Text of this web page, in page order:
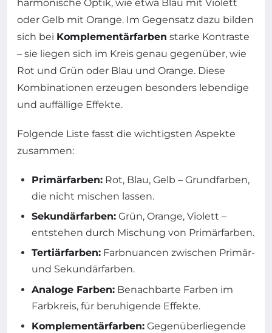
harmonische Optik, wie etwa Blau mit Violett
oder Gelb mit Orange. Im Gegensatz dazu bilden
sich bei Komplementärfarben starke Kontraste
– sie liegen sich im Kreis genau gegenüber, wie
Rot und Grün oder Blau und Orange. Diese
Kombinationen erzeugen besonders lebendige
und auffällige Effekte.
Folgende Liste fasst die wichtigsten Aspekte
zusammen:
Primärfarben: Rot, Blau, Gelb – Grundfarben,
die nicht mischen lassen.
Sekundärfarben: Grün, Orange, Violett –
entstehen durch Mischung von Primärfarben.
Tertiärfarben: Farbnuancen zwischen Primär-
und Sekundärfarben.
Analoge Farben: Benachbarte Farben im
Farbkreis, für beruhigende Effekte.
Komplementärfarben: Gegenüberliegende